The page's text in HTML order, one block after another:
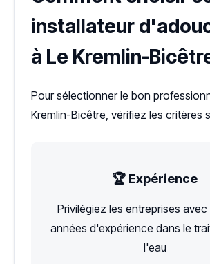
installateur
à Le Kremlin-
Pour sélectionner le bon
Kremlin-Bicêtre, vérifiez les critères
🏆 Expérience
Privilégiez les entreprises avec
années d'expérience dans le
l'eau